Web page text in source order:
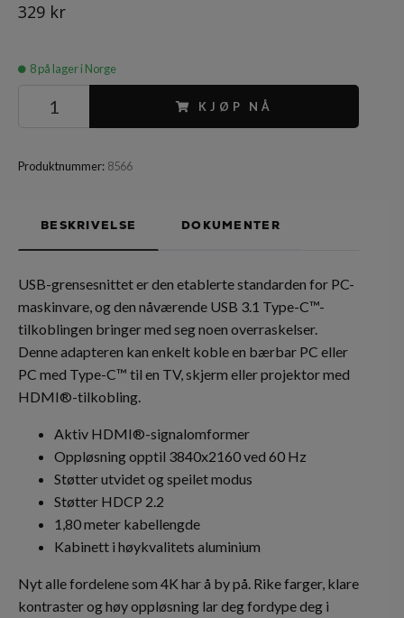
329 kr
8på lager i Norge
KJØP NÅ
Produktnummer: 8566
BESKRIVELSE DOKUMENTER
USB-grensesnittet er den etablerte standarden for PC-
maskinvare, og den nåværende USB 3.1 Type-C™-
tilkoblingen bringer med seg noen overraskelser.
Denne adapteren kan enkelt koble en bærbar PC eller
PC med Type-C™ til en TV, skjerm eller projektor med
HDMI®-tilkobling.
Aktiv HDMI®-signalomformer
Oppløsning opptil 3840x2160 ved 60 Hz
Støtter utvidet og speilet modus
Støtter HDCP 2.2
1,80 meter kabellengde
Kabinett i høykvalitets aluminium
Nyt alle fordelene som 4K har å by på. Rike farger, klare
kontraster og høy oppløsning lar deg fordype deg i